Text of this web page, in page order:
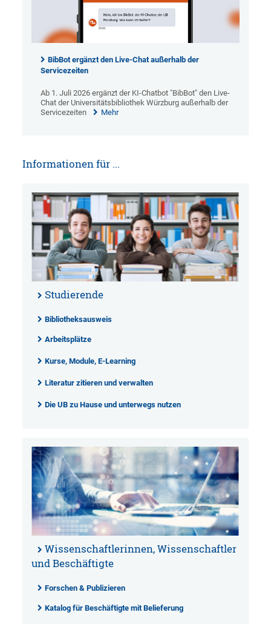
BibBot ergänzt den Live-Chat außerhalb der
Servicezeiten
Ab 1. Juli 2026 ergänzt der KI-Chatbot "BibBot" den Live-
Chat der Universitätsbibliothek Würzburg außerhalb der
Servicezeiten
Mehr
Informationen für ...
Studierende
Bibliotheksausweis
Arbeitsplätze
Kurse, Module, E-Learning
Literatur zitieren und verwalten
Die UB zu Hause und unterwegs nutzen
Wissenschaftlerinnen, Wissenschaftler
und Beschäftigte
Forschen & Publizieren
Katalog für Beschäftigte mit Belieferung